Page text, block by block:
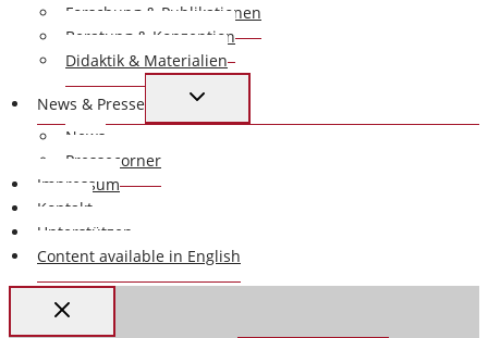
Forschung & Publikationen
Beratung & Konzeption
Didaktik & Materialien
News & Presse
UNTERMENÜ
News
Pressecorner
Impressum
Kontakt
Unterstützen
Content available in English